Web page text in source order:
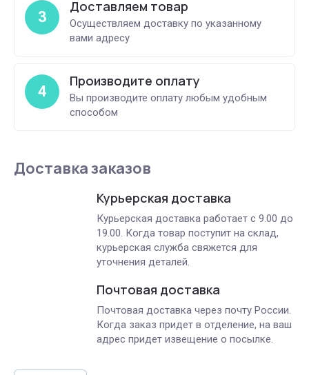
3
Доставляем товар
Осуществляем доставку по указанному
вами адресу
4
Производите оплату
Вы производите оплату любым удобным
способом
Доставка заказов
Курьерская доставка
Курьерская доставка работает с 9.00 до
19.00. Когда товар поступит на склад,
курьерская служба свяжется для
уточнения деталей.
Почтовая доставка
Почтовая доставка через почту России.
Когда заказ придет в отделение, на ваш
адрес придет извещение о посылке.